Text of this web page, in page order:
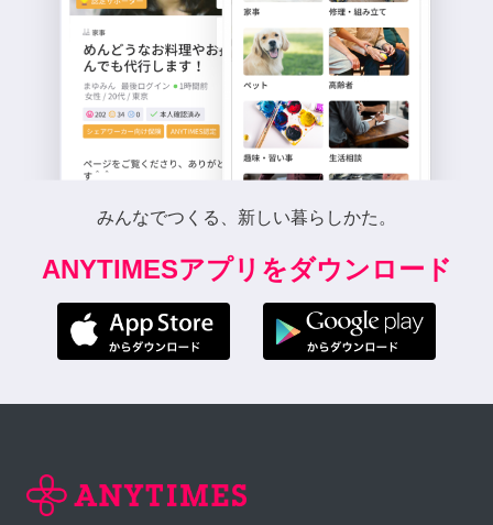
みんなでつくる、新しい暮らしかた。
ANYTIMESアプリをダウンロード